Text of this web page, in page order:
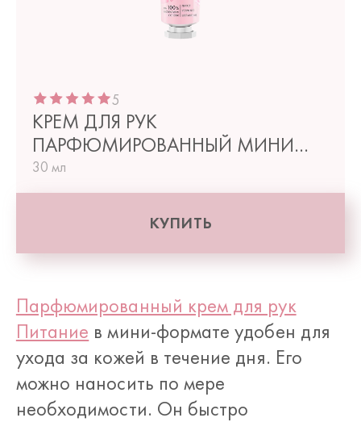
5
КРЕМ ДЛЯ РУК
ПАРФЮМИРОВАННЫЙ МИНИ
ПИТАНИЕ
30 мл
КУПИТЬ
Парфюмированный крем для рук
Питание в мини-формате удобен для
ухода за кожей в течение дня. Его
можно наносить по мере
необходимости. Он быстро